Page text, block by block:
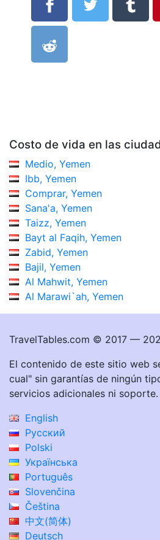
Costo de vida en las
Medio, Yemen
Ibb, Yemen
Comprar, Yemen
Sana'a, Yemen
Taizz, Yemen
Bayt al Faqih, Yemen
Zabid, Yemen
Bajil, Yemen
Al Mahwit, Yemen
Al Marawi`ah, Yemen
TravelTables.com © 2017 —
El contenido de este sitio web
cual" sin garantías de ningún
servicios adicionales ni soporte.
English
Русский
Polski
Українська
Português
Slovenčina
Čeština
中文(简体)
Deutsch